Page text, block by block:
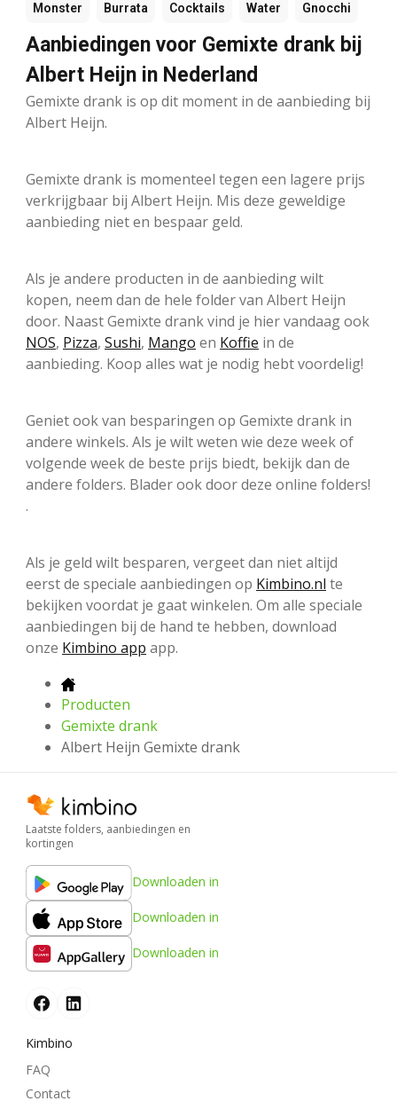
Monster Burrata Cocktails Water Gnocchi
Aanbiedingen voor Gemixte drank bij
Albert Heijn in Nederland
Gemixte drank is op dit moment in de aanbieding bij
Albert Heijn.
Gemixte drank is momenteel tegen een lagere prijs
verkrijgbaar bij Albert Heijn. Mis deze geweldige
aanbieding niet en bespaar geld.
Als je andere producten in de aanbieding wilt
kopen, neem dan de hele folder van Albert Heijn
door. Naast Gemixte drank vind je hier vandaag ook
NOS, Pizza, Sushi, Mango en Koffie in de
aanbieding. Koop alles wat je nodig hebt voordelig!
Geniet ook van besparingen op Gemixte drank in
andere winkels. Als je wilt weten wie deze week of
volgende week de beste prijs biedt, bekijk dan de
andere folders. Blader ook door deze online folders!
.
Als je geld wilt besparen, vergeet dan niet altijd
eerst de speciale aanbiedingen op Kimbino.nl te
bekijken voordat je gaat winkelen. Om alle speciale
aanbiedingen bij de hand te hebben, download
onze Kimbino app app.
Producten
Gemixte drank
Albert Heijn Gemixte drank
Laatste folders, aanbiedingen en
kortingen
Downloaden in
Downloaden in
Downloaden in
Kimbino
FAQ
Contact